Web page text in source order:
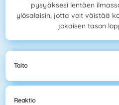
pysyäksesi lentäen
ylösalaisin, jotta voit väistää
jokaisen tason
Taito
Reaktio